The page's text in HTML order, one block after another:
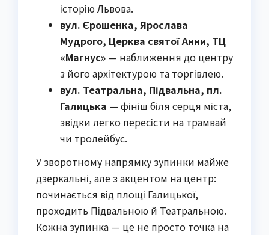
історію Львова.
вул. Єрошенка, Ярослава
Мудрого, Церква святої Анни, ТЦ
«Магнус» — наближення до центру
з його архітектурою та торгівлею.
вул. Театральна, Підвальна, пл.
Галицька — фініш біля серця міста,
звідки легко пересісти на трамвай
чи тролейбус.
У зворотному напрямку зупинки майже
дзеркальні, але з акцентом на центр:
починається від площі Галицької,
проходить Підвальною й Театральною.
Кожна зупинка — це не просто точка на